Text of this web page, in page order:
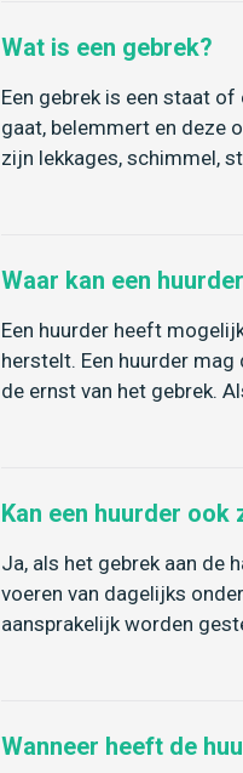
Wat is een gebrek?
Een gebrek is een staat
gaat, belemmert en deze
zijn lekkages, schimmel,
Waar kan een
Een huurder heeft
herstelt. Een huurder
de ernst van het gebrek.
Kan een huurder
Ja, als het gebrek aan de
voeren van dagelijks
aansprakelijk worden
Wanneer heeft de